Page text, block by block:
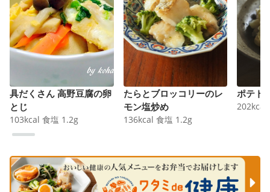
具だくさん 高野豆腐の卵
とじ
103kcal 食塩 1.2g
たらとブロッコリーのレ
モン塩炒め
136kcal 食塩 1.2g
ポテト
202kcal